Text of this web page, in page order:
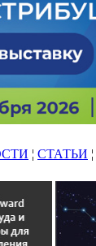
¦ СТАТЬИ ¦